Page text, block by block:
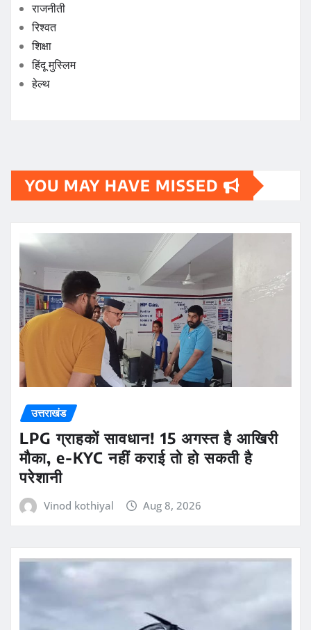
राजनीती
रिश्वत
शिक्षा
हिंदू मुस्लिम
हेल्थ
YOU MAY HAVE MISSED
उत्तराखंड
LPG ग्राहकों सावधान! 15 अगस्त है आखिरी
मौका, e-KYC नहीं कराई तो हो सकती है
परेशानी
Vinod kothiyal Aug 8, 2026